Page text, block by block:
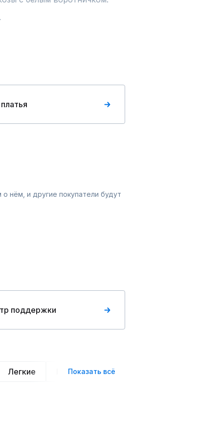
нём, и другие покупатели будут
поддержки
Легкие Нарядные
Показать всё